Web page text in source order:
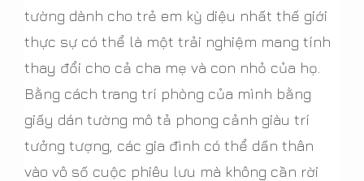
tường dành cho trẻ em kỳ diệu nhất thế giới
thực sự có thể là một trải nghiệm mang tính
thay đổi cho cả cha mẹ và con nhỏ của họ.
Bằng cách trang trí phòng của mình bằng
giấy dán tường mô tả phong cảnh giàu trí
tưởng tượng, các gia đình có thể dấn thân
vào vô số cuộc phiêu lưu mà không cần rời